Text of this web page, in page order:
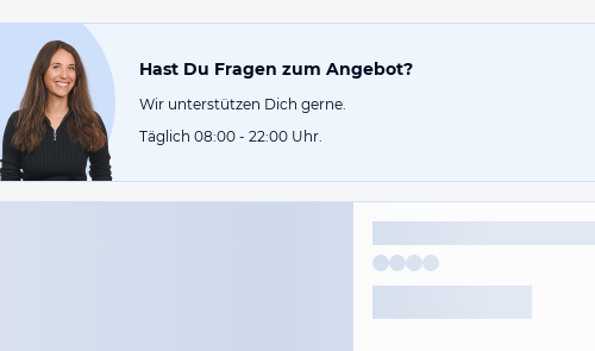
Hast Du Fragen zum Angebot?
Wir unterstützen Dich gerne.
Täglich 08:00 - 22:00 Uhr.